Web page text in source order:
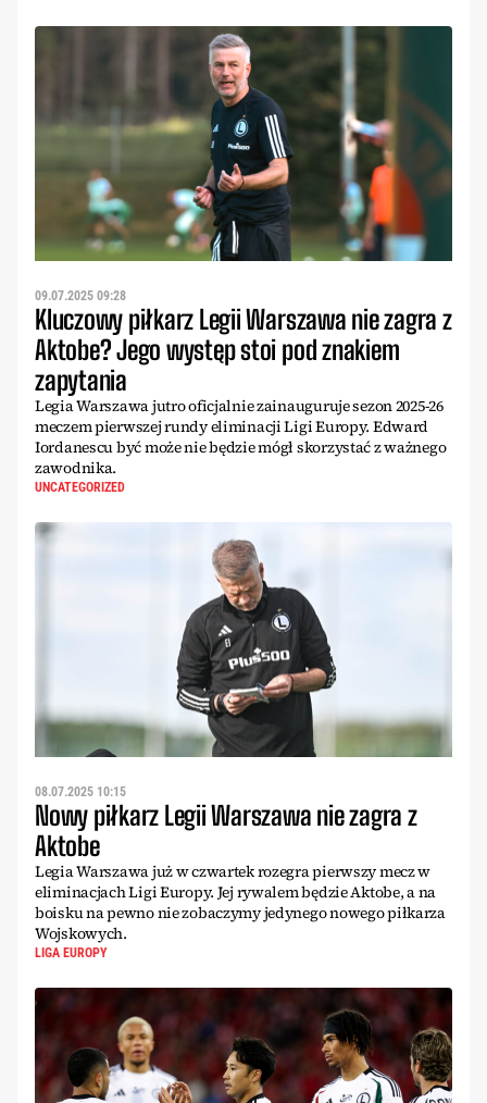
09.07.2025 09:28
Kluczowy piłkarz Legii Warszawa nie zagra z
Aktobe? Jego występ stoi pod znakiem
zapytania
Legia Warszawa jutro oficjalnie zainauguruje sezon 2025-26
meczem pierwszej rundy eliminacji Ligi Europy. Edward
Iordanescu być może nie będzie mógł skorzystać z ważnego
zawodnika.
UNCATEGORIZED
08.07.2025 10:15
Nowy piłkarz Legii Warszawa nie zagra z
Aktobe
Legia Warszawa już w czwartek rozegra pierwszy mecz w
eliminacjach Ligi Europy. Jej rywalem będzie Aktobe, a na
boisku na pewno nie zobaczymy jedynego nowego piłkarza
Wojskowych.
LIGA EUROPY